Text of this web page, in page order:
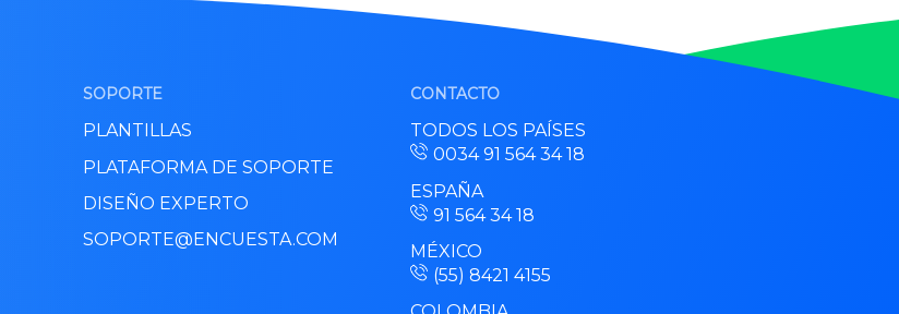
SOPORTE
PLANTILLAS
PLATAFORMA DE SOPORTE
DISEÑO EXPERTO
SOPORTE@ENCUESTA.COM
CONTACTO
TODOS LOS PAÍSES
0034 91 564 34 18
ESPAÑA
91 564 34 18
MÉXICO
(55) 8421 4155